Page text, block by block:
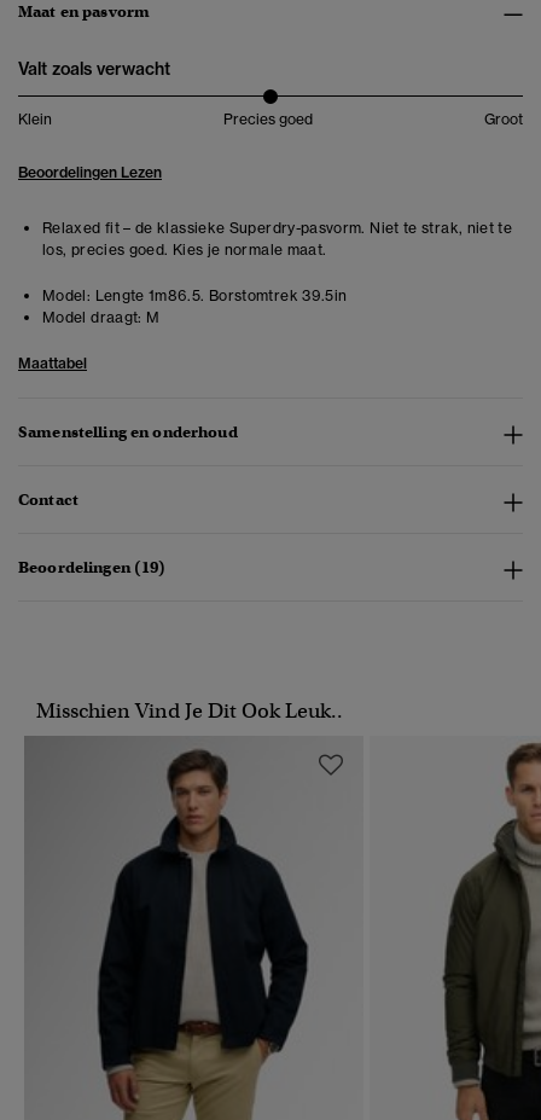
Maat en pasvorm
Valt zoals verwacht
Klein Precies goed Groot
Beoordelingen Lezen
Relaxed fit – de klassieke Superdry-pasvorm. Niet te strak, niet te
los, precies goed. Kies je normale maat.
Model: Lengte 1m86.5. Borstomtrek 39.5in
Model draagt: M
Maattabel
Samenstelling en onderhoud
Contact
Beoordelingen (19)
Misschien Vind Je Dit Ook Leuk..